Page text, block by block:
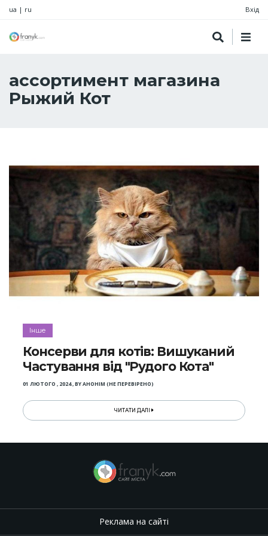
ua | ru Вхід
ассортимент магазина
Рыжий Кот
Інше
Консерви для котів: Вишуканий
Частування від "Рудого Кота"
01 ЛЮТОГО , 2024,BYАНОНІМ (НЕ ПЕРЕВІРЕНО)
ЧИТАТИ ДАЛІ
Реклама на сайті